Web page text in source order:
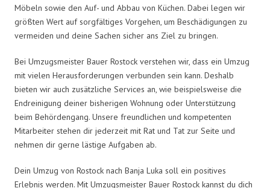
Möbeln sowie den Auf- und Abbau von Küchen. Dabei legen wir
größten Wert auf sorgfältiges Vorgehen, um Beschädigungen zu
vermeiden und deine Sachen sicher ans Ziel zu bringen.
Bei Umzugsmeister Bauer Rostock verstehen wir, dass ein Umzug
mit vielen Herausforderungen verbunden sein kann. Deshalb
bieten wir auch zusätzliche Services an, wie beispielsweise die
Endreinigung deiner bisherigen Wohnung oder Unterstützung
beim Behördengang. Unsere freundlichen und kompetenten
Mitarbeiter stehen dir jederzeit mit Rat und Tat zur Seite und
nehmen dir gerne lästige Aufgaben ab.
Dein Umzug von Rostock nach Banja Luka soll ein positives
Erlebnis werden. Mit Umzugsmeister Bauer Rostock kannst du dich